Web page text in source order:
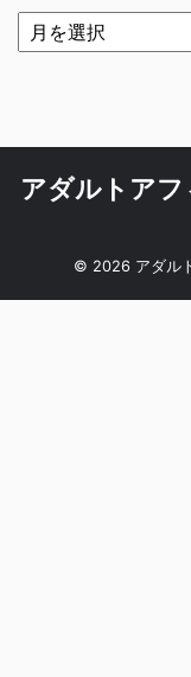
アダルトア
© 2026 アダル